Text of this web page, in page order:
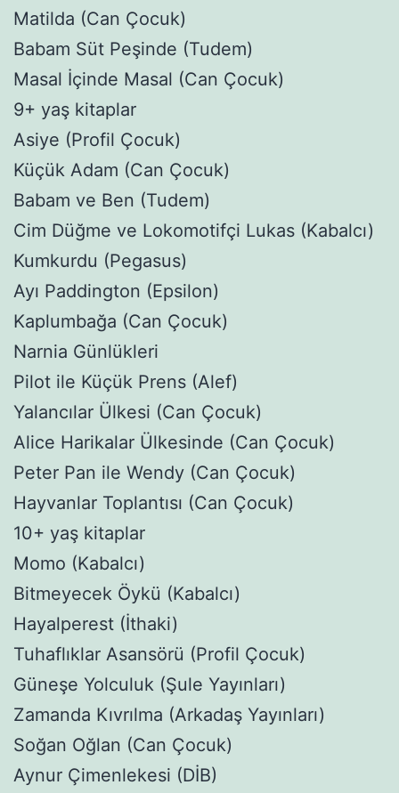
Matilda (Can Çocuk)
Babam Süt Peşinde (Tudem)
Masal İçinde Masal (Can Çocuk)
9+ yaş kitaplar
Asiye (Profil Çocuk)
Küçük Adam (Can Çocuk)
Babam ve Ben (Tudem)
Cim Düğme ve Lokomotifçi Lukas (Kabalcı)
Kumkurdu (Pegasus)
Ayı Paddington (Epsilon)
Kaplumbağa (Can Çocuk)
Narnia Günlükleri
Pilot ile Küçük Prens (Alef)
Yalancılar Ülkesi (Can Çocuk)
Alice Harikalar Ülkesinde (Can Çocuk)
Peter Pan ile Wendy (Can Çocuk)
Hayvanlar Toplantısı (Can Çocuk)
10+ yaş kitaplar
Momo (Kabalcı)
Bitmeyecek Öykü (Kabalcı)
Hayalperest (İthaki)
Tuhaflıklar Asansörü (Profil Çocuk)
Güneşe Yolculuk (Şule Yayınları)
Zamanda Kıvrılma (Arkadaş Yayınları)
Soğan Oğlan (Can Çocuk)
Aynur Çimenlekesi (DİB)